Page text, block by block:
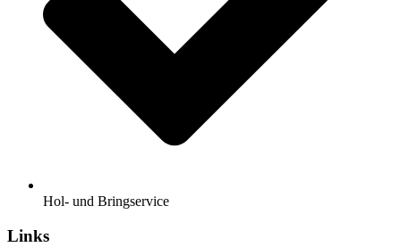
Hol- und Bringservice
Links